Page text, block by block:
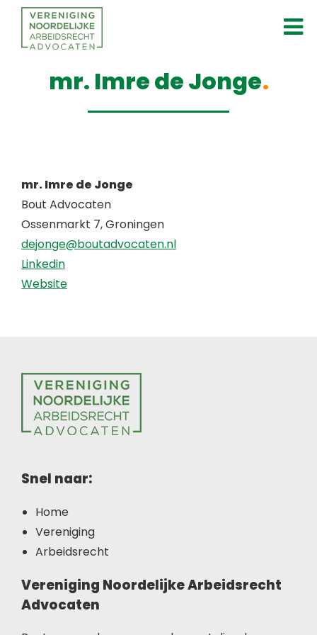
mr. Imre de Jonge
mr. Imre de Jonge
Bout Advocaten
Ossenmarkt 7, Groningen
dejonge@boutadvocaten.nl
Linkedin
Website
Snel naar:
Home
Vereniging
Arbeidsrecht
Vereniging Noordelijke Arbeidsrecht
Advocaten